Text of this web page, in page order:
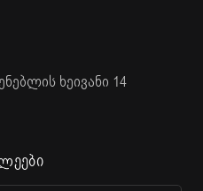
ხეივანი 14